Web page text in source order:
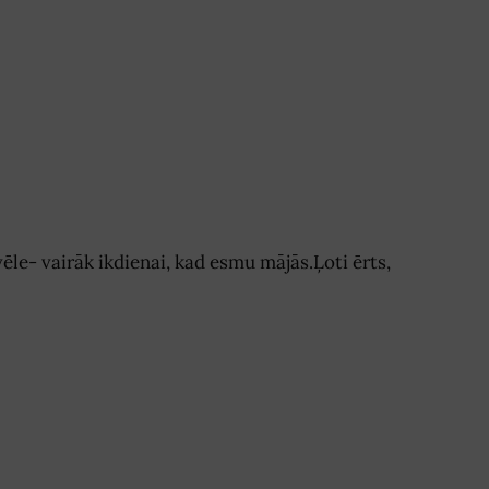
vairāk ikdienai, kad esmu mājās.Ļoti ērts,